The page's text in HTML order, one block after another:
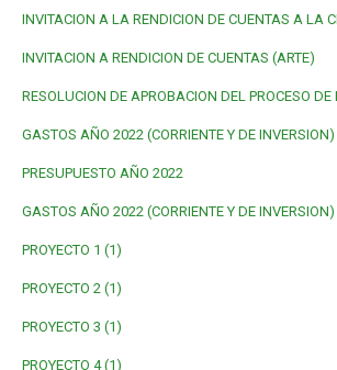
INVITACION A LA RENDICION DE CUENTAS A LA
INVITACION A RENDICION DE CUENTAS (ARTE)
RESOLUCION DE APROBACION DEL PROCESO
GASTOS AÑO 2022 (CORRIENTE Y DE INVERSION)
PRESUPUESTO AÑO 2022
GASTOS AÑO 2022 (CORRIENTE Y DE INVERSION)
PROYECTO 1 (1)
PROYECTO 2 (1)
PROYECTO 3 (1)
PROYECTO 4 (1)